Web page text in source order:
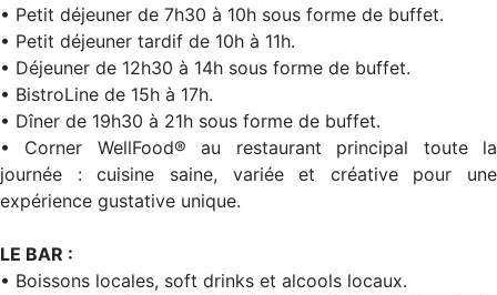
• Petit déjeuner de 7h30 à 10h sous forme de buffet.
• Petit déjeuner tardif de 10h à 11h.
• Déjeuner de 12h30 à 14h sous forme de buffet.
• BistroLine de 15h à 17h.
• Dîner de 19h30 à 21h sous forme de buffet.
• Corner WellFood® au restaurant principal toute la
journée : cuisine saine, variée et créative pour une
expérience gustative unique.
LE BAR :
• Boissons locales, soft drinks et alcools locaux.